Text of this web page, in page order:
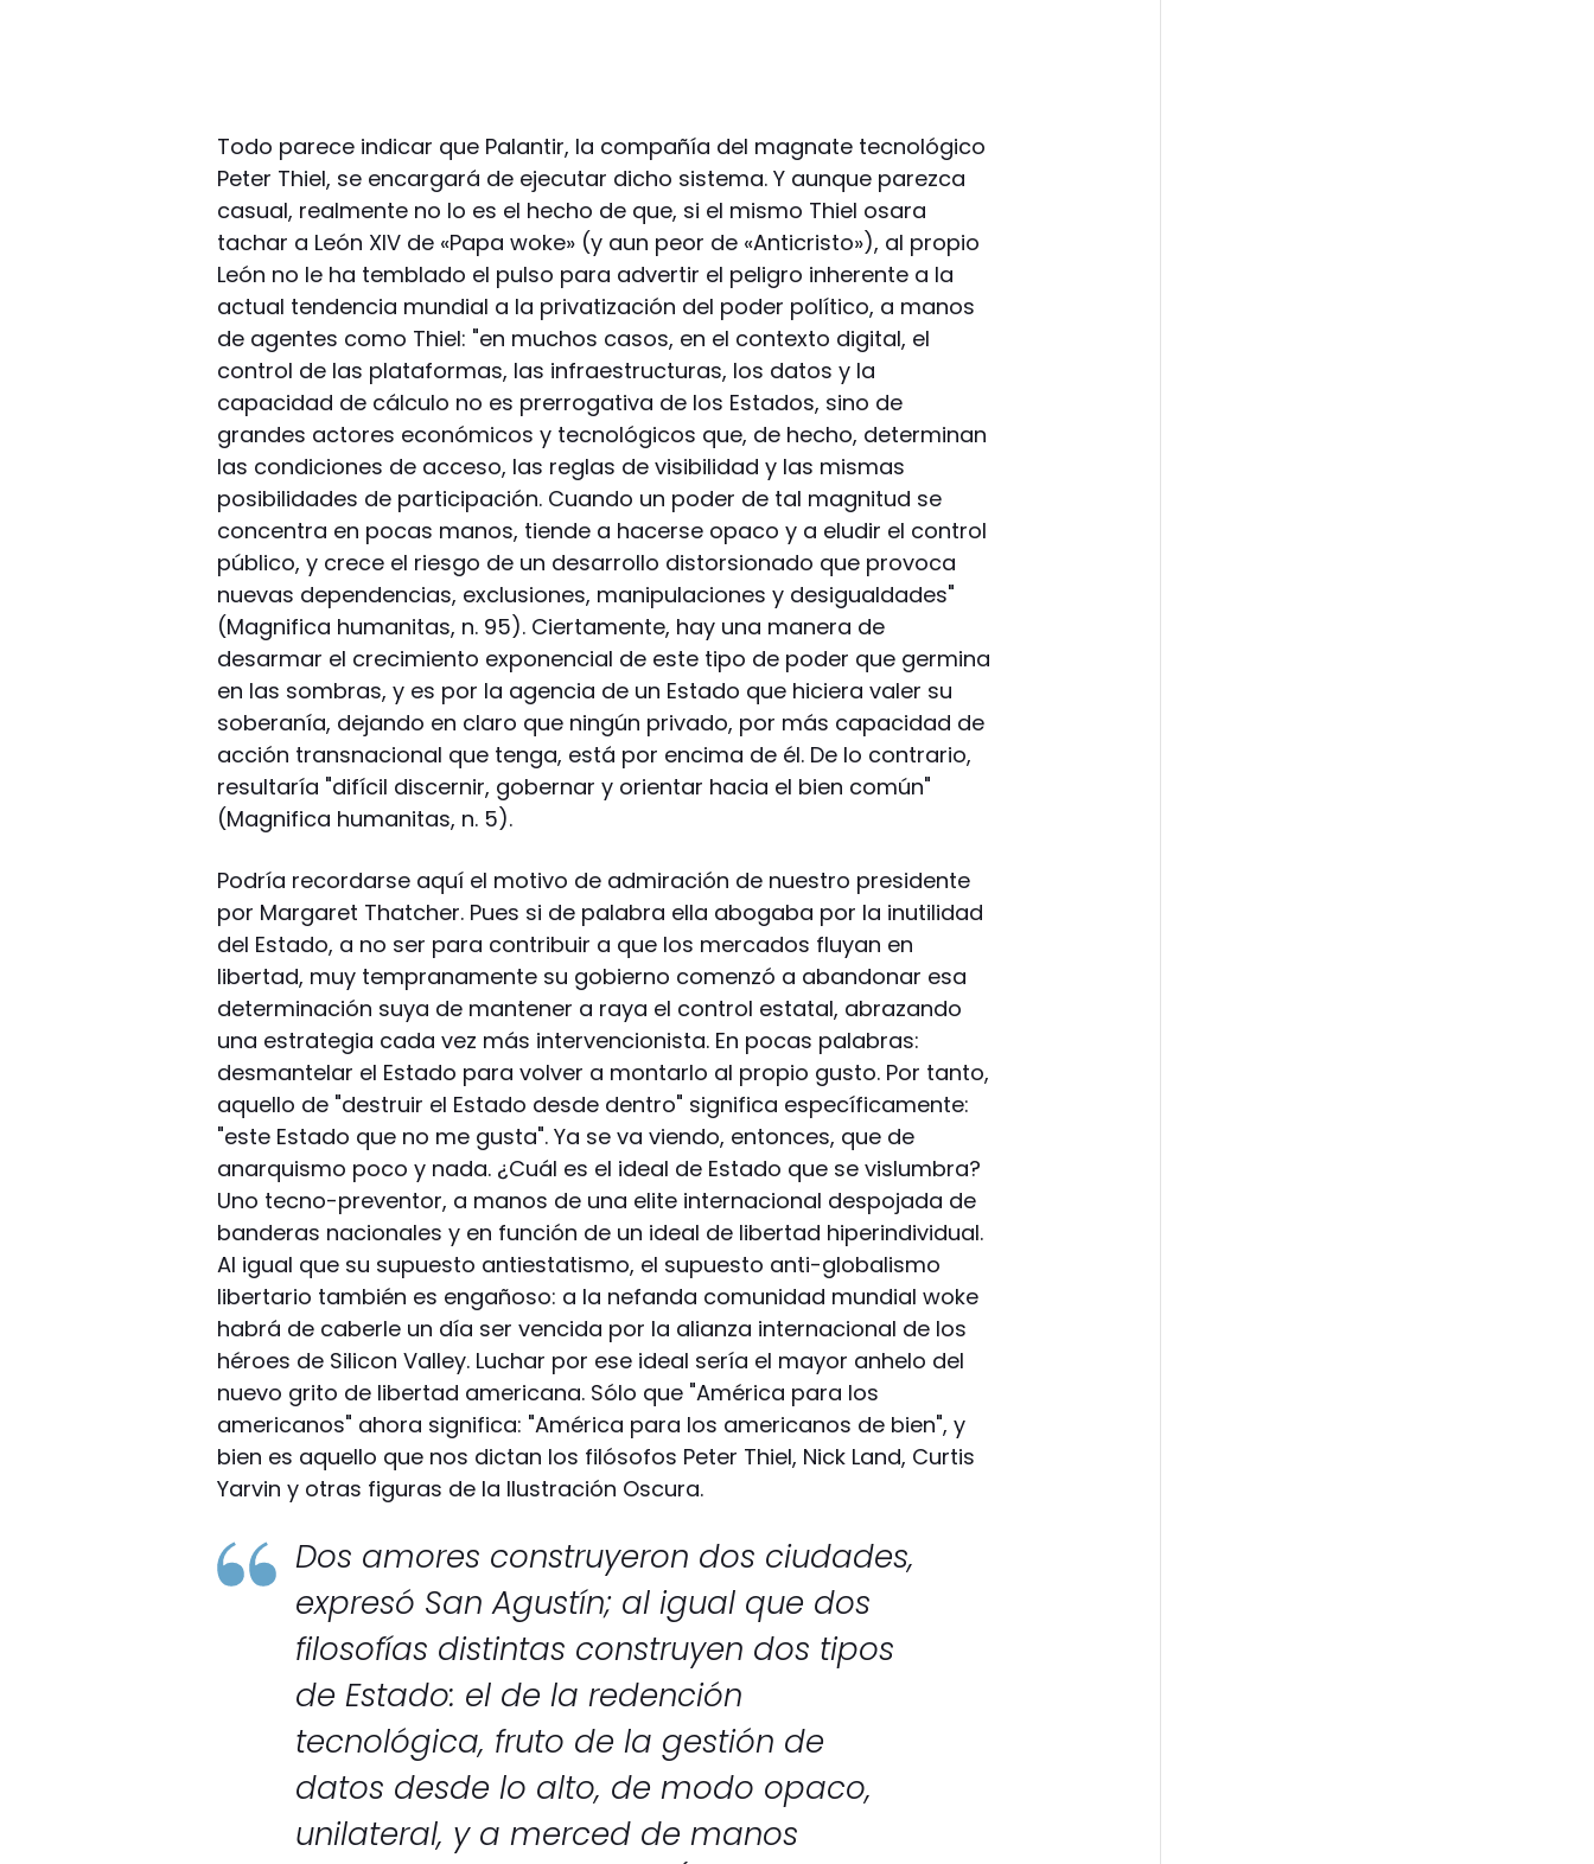
Todo parece indicar que Palantir, la compañía del magnate tecnológico
Peter Thiel, se encargará de ejecutar dicho sistema. Y aunque parezca
casual, realmente no lo es el hecho de que, si el mismo Thiel osara
tachar a León XIV de «Papa woke» (y aun peor de «Anticristo»), al propio
León no le ha temblado el pulso para advertir el peligro inherente a la
actual tendencia mundial a la privatización del poder político, a manos
de agentes como Thiel: "en muchos casos, en el contexto digital, el
control de las plataformas, las infraestructuras, los datos y la
capacidad de cálculo no es prerrogativa de los Estados, sino de
grandes actores económicos y tecnológicos que, de hecho, determinan
las condiciones de acceso, las reglas de visibilidad y las mismas
posibilidades de participación. Cuando un poder de tal magnitud se
concentra en pocas manos, tiende a hacerse opaco y a eludir el control
público, y crece el riesgo de un desarrollo distorsionado que provoca
nuevas dependencias, exclusiones, manipulaciones y desigualdades"
(Magnifica humanitas, n. 95). Ciertamente, hay una manera de
desarmar el crecimiento exponencial de este tipo de poder que germina
en las sombras, y es por la agencia de un Estado que hiciera valer su
soberanía, dejando en claro que ningún privado, por más capacidad de
acción transnacional que tenga, está por encima de él. De lo contrario,
resultaría "difícil discernir, gobernar y orientar hacia el bien común"
(Magnifica humanitas, n. 5).
Podría recordarse aquí el motivo de admiración de nuestro presidente
por Margaret Thatcher. Pues si de palabra ella abogaba por la inutilidad
del Estado, a no ser para contribuir a que los mercados fluyan en
libertad, muy tempranamente su gobierno comenzó a abandonar esa
determinación suya de mantener a raya el control estatal, abrazando
una estrategia cada vez más intervencionista. En pocas palabras:
desmantelar el Estado para volver a montarlo al propio gusto. Por tanto,
aquello de "destruir el Estado desde dentro" significa específicamente:
"este Estado que no me gusta". Ya se va viendo, entonces, que de
anarquismo poco y nada. ¿Cuál es el ideal de Estado que se vislumbra?
Uno tecno-preventor, a manos de una elite internacional despojada de
banderas nacionales y en función de un ideal de libertad hiperindividual.
Al igual que su supuesto antiestatismo, el supuesto anti-globalismo
libertario también es engañoso: a la nefanda comunidad mundial woke
habrá de caberle un día ser vencida por la alianza internacional de los
héroes de Silicon Valley. Luchar por ese ideal sería el mayor anhelo del
nuevo grito de libertad americana. Sólo que "América para los
americanos" ahora significa: "América para los americanos de bien", y
bien es aquello que nos dictan los filósofos Peter Thiel, Nick Land, Curtis
Yarvin y otras figuras de la Ilustración Oscura.
Dos amores construyeron dos ciudades,
expresó San Agustín; al igual que dos
filosofías distintas construyen dos tipos
de Estado: el de la redención
tecnológica, fruto de la gestión de
datos desde lo alto, de modo opaco,
unilateral, y a merced de manos